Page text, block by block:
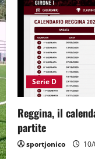
Serie D
Reggina, il
partite
sportjonico